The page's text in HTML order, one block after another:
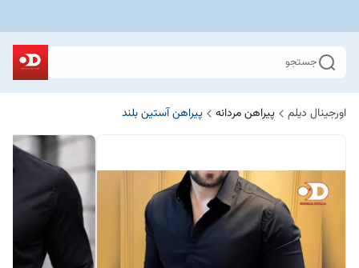
جستجو
اورجینال دیلم پیراهن مردانه پیراهن آستین بلند